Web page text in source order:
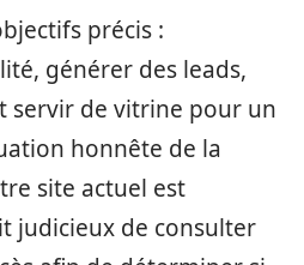
précis :
générer des leads,
servir de vitrine pour un
honnête de la
site actuel est
judicieux de consulter